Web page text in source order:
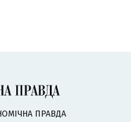
ПРАВДА